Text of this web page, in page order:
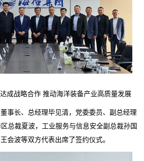
成战略合作 推动海洋装备产业高质量发展
事长、总经理毕见清，党委委员、副总经理
总裁夏波，工业服务与信息安全副总裁孙国
会波等双方代表出席了签约仪式。